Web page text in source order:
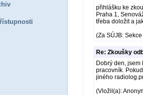
přihlášku ke
Praha 1,
třeba doložit a
(Za SÚJB:
Re: Zkoušky
Dobrý den,
pracovník.
jiného
(Vložil(a):